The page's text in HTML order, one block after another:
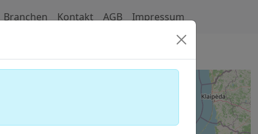
Branchen Kontakt AGB Impressum